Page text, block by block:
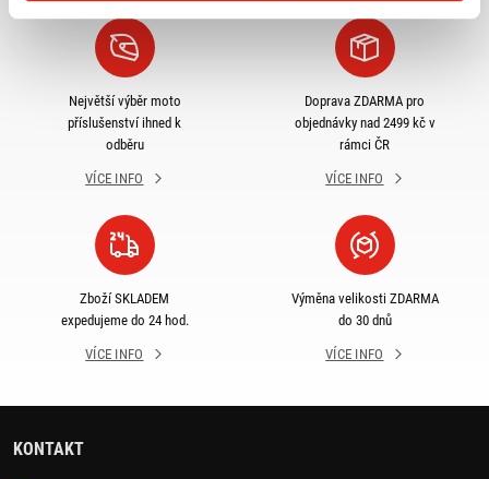
Největší výběr moto
příslušenství ihned k
odběru
VÍCE INFO
Doprava ZDARMA pro
objednávky nad 2499 kč v
rámci ČR
VÍCE INFO
Zboží SKLADEM
expedujeme do 24 hod.
VÍCE INFO
Výměna velikosti ZDARMA
do 30 dnů
VÍCE INFO
KONTAKT